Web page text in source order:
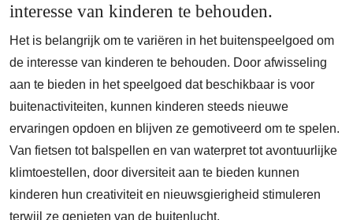
interesse van kinderen te behouden.
Het is belangrijk om te variëren in het buitenspeelgoed om
de interesse van kinderen te behouden. Door afwisseling
aan te bieden in het speelgoed dat beschikbaar is voor
buitenactiviteiten, kunnen kinderen steeds nieuwe
ervaringen opdoen en blijven ze gemotiveerd om te spelen.
Van fietsen tot balspellen en van waterpret tot avontuurlijke
klimtoestellen, door diversiteit aan te bieden kunnen
kinderen hun creativiteit en nieuwsgierigheid stimuleren
terwijl ze genieten van de buitenlucht.